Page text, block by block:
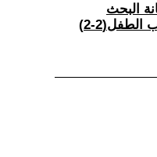
البحث
الطفل(2-2)